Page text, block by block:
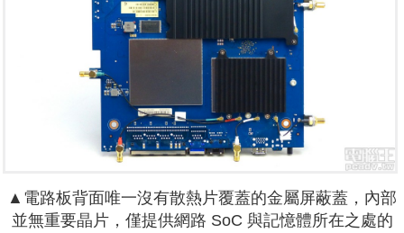
▲電路板背面唯一沒有散熱片覆蓋的金屬屏蔽蓋，內部
並無重要晶片，僅提供網路 SoC 與記憶體所在之處的